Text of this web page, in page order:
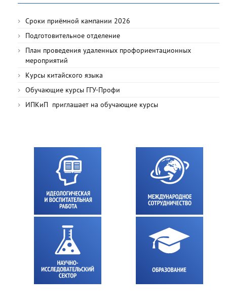
Сроки приёмной кампании 2026
Подготовительное отделение
План проведения удаленных профориентационных
мероприятий
Курсы китайского языка
Обучающие курсы ГГУ-Профи
ИПКиП приглашает на обучающие курсы